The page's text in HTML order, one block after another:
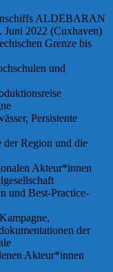
ALDEBARAN
Juni 2022 (Cuxhaven)
Grenze bis
und
Persistente
der Region und die
Akteur*innen
und Best-Practice-
der
Akteur*innen